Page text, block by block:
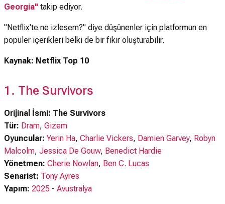
Georgia" takip ediyor.
"Netflix'te ne izlesem?" diye düşünenler için platformun en
popüler içerikleri belki de bir fikir oluşturabilir.
Kaynak: Netflix Top 10
1. The Survivors
Orijinal İsmi: The Survivors
Tür: Dram, Gizem
Oyuncular: Yerin Ha, Charlie Vickers, Damien Garvey, Robyn
Malcolm, Jessica De Gouw, Benedict Hardie
Yönetmen: Cherie Nowlan, Ben C. Lucas
Senarist: Tony Ayres
Yapım: 2025 - Avustralya